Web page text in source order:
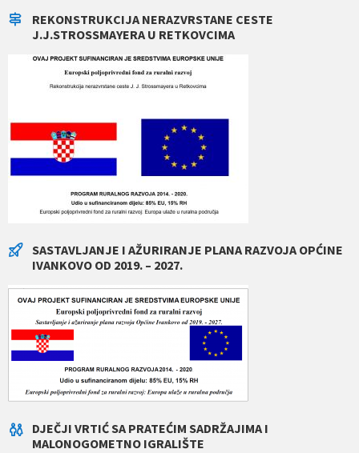
REKONSTRUKCIJA NERAZVRSTANE CESTE
J.J.STROSSMAYERA U RETKOVCIMA
SASTAVLJANJE I AŽURIRANJE PLANA RAZVOJA OPĆINE
IVANKOVO OD 2019. – 2027.
DJEČJI VRTIĆ SA PRATEĆIM SADRŽAJIMA I
MALONOGOMETNO IGRALIŠTE